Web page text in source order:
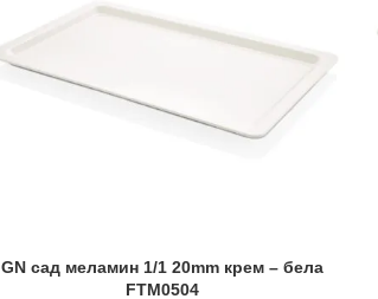
GN сад меламин 1/1 20mm крем – бела
FTM0504